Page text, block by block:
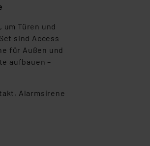
Türen und
sind Access
für Außen und
aufbauen –
Alarmsirene